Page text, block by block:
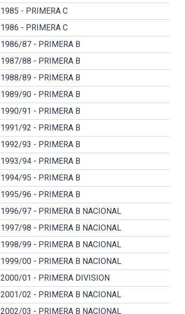
1985 - PRIMERA C
1986 - PRIMERA C
1986/87 - PRIMERA B
1987/88 - PRIMERA B
1988/89 - PRIMERA B
1989/90 - PRIMERA B
1990/91 - PRIMERA B
1991/92 - PRIMERA B
1992/93 - PRIMERA B
1993/94 - PRIMERA B
1994/95 - PRIMERA B
1995/96 - PRIMERA B
1996/97 - PRIMERA B NACIONAL
1997/98 - PRIMERA B NACIONAL
1998/99 - PRIMERA B NACIONAL
1999/00 - PRIMERA B NACIONAL
2000/01 - PRIMERA DIVISION
2001/02 - PRIMERA B NACIONAL
2002/03 - PRIMERA B NACIONAL